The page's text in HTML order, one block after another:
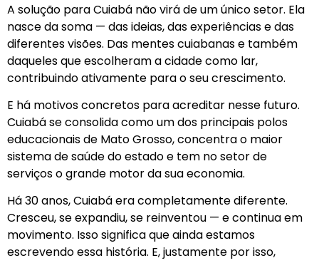
A solução para Cuiabá não virá de um único setor. Ela
nasce da soma — das ideias, das experiências e das
diferentes visões. Das mentes cuiabanas e também
daqueles que escolheram a cidade como lar,
contribuindo ativamente para o seu crescimento.
E há motivos concretos para acreditar nesse futuro.
Cuiabá se consolida como um dos principais polos
educacionais de Mato Grosso, concentra o maior
sistema de saúde do estado e tem no setor de
serviços o grande motor da sua economia.
Há 30 anos, Cuiabá era completamente diferente.
Cresceu, se expandiu, se reinventou — e continua em
movimento. Isso significa que ainda estamos
escrevendo essa história. E, justamente por isso,